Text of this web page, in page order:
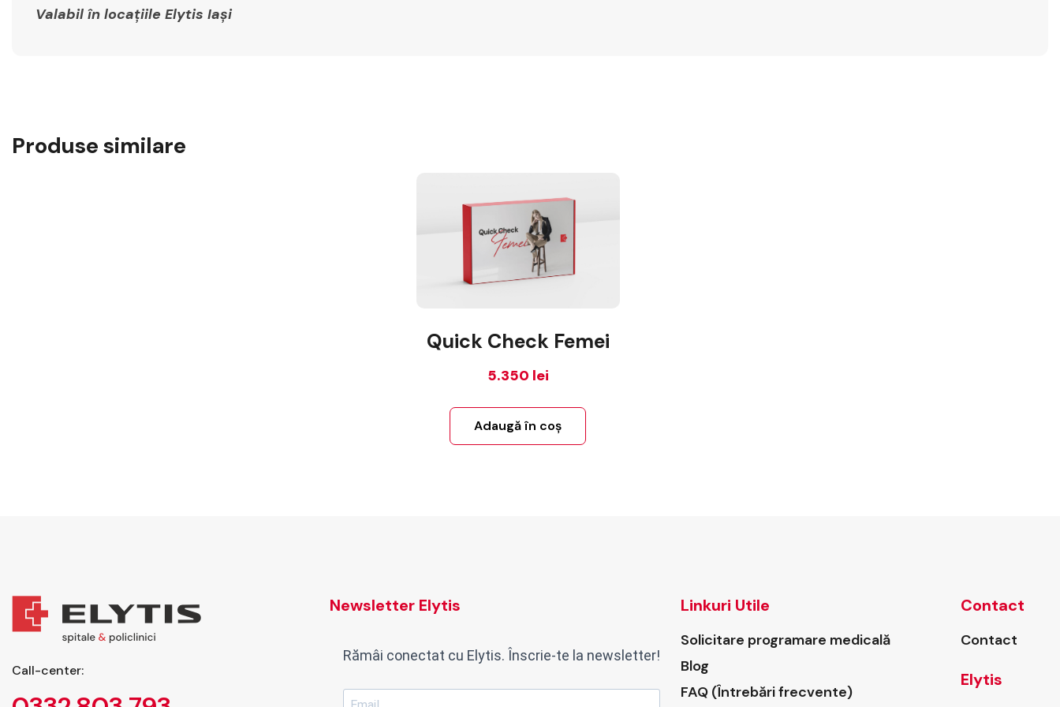
Valabil în locațiile Elytis Iași
Produse similare
Quick Check Femei
5.350 lei
Adaugă în coș
Call-center:
Newsletter Elytis
Rămâi conectat cu Elytis. Înscrie-te la newsletter!
Linkuri Utile
Solicitare programare medicală
Blog
FAQ (Întrebări frecvente)
Contact
Contact
Elytis